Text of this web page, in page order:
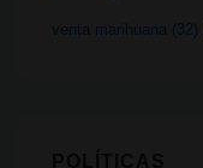
venta marihuana (32)